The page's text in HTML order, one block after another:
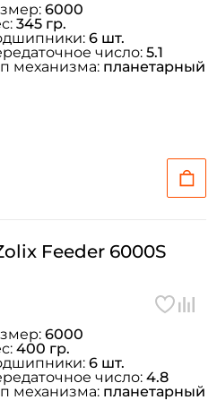
6000
345 гр.
6 шт.
число: 5.1
механизма: планетарный
Feeder 6000S
6000
400 гр.
6 шт.
число: 4.8
механизма: планетарный